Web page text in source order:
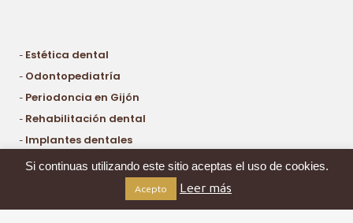
- Estética dental
- Odontopediatría
- Periodoncia en Gijón
- Rehabilitación dental
- Implantes dentales
Aviso Legal y Política de Privacidad
Si continuas utilizando este sitio aceptas el uso de cookies.
Acepto Leer más